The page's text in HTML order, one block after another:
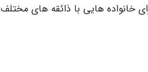
خانواده هایی با ذائقه های مختلف